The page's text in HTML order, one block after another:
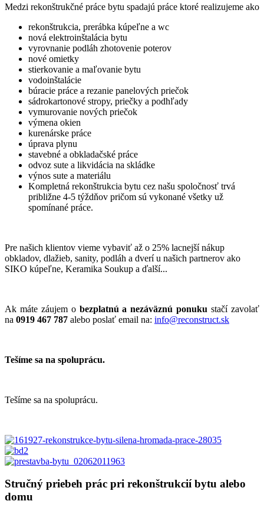
Medzi rekonštrukčné práce bytu spadajú práce ktoré realizujeme ako
rekonštrukcia, prerábka kúpeľne a wc
nová elektroinštalácia bytu
vyrovnanie podláh zhotovenie poterov
nové omietky
stierkovanie a maľovanie bytu
vodoinštalácie
búracie práce a rezanie panelových priečok
sádrokartonové stropy, priečky a podhľady
vymurovanie nových priečok
výmena okien
kurenárske práce
úprava plynu
stavebné a obkladačské práce
odvoz sute a likvidácia na skládke
výnos sute a materiálu
Kompletná rekonštrukcia bytu cez našu spoločnosť trvá
približne 4-5 týždňov pričom sú vykonané všetky už
spomínané práce.
Pre našich klientov vieme vybaviť až o 25% lacnejší nákup
obkladov, dlažieb, sanity, podláh a dverí u našich partnerov ako
SIKO kúpeľne, Keramika Soukup a ďalší...
Ak máte záujem o bezplatnú a nezáväznú ponuku stačí zavolať
na 0919 467 787 alebo poslať email na: info@reconstruct.sk
Tešíme sa na spoluprácu.
Tešíme sa na spoluprácu.
Stručný priebeh prác pri rekonštrukcií bytu alebo
domu